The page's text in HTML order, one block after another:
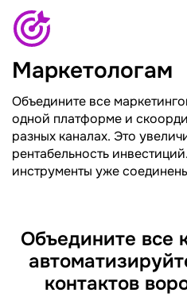
Маркетологам
Объедините все
одной платформе и
разных каналах. Это
рентабельность
инструменты уже
Объедините все
контактов